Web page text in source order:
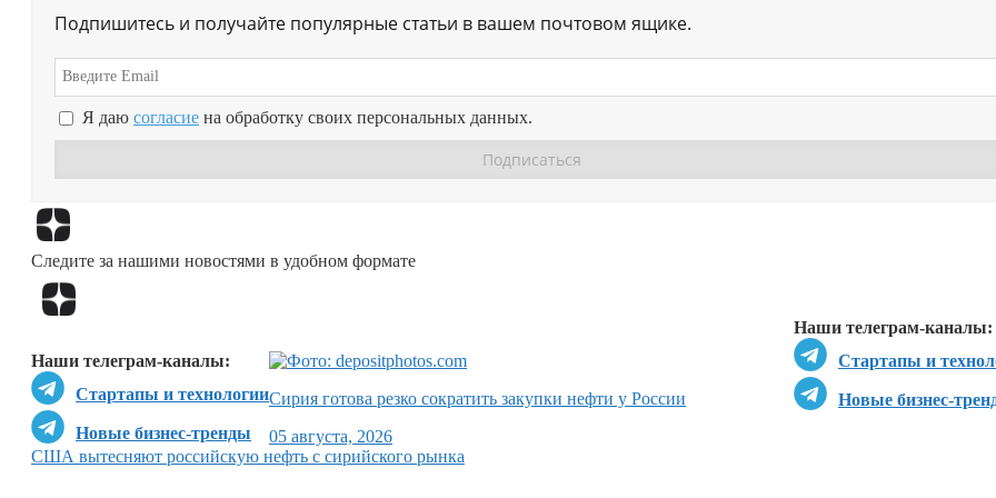
Подпишитесь и получайте популярные статьи в вашем почтовом ящике.
Я даю согласие на обработку своих персональных данных.
Следите за нашими новостями в удобном формате
Наши телеграм-каналы:
Стартапы и
Новые бизнес-
Наши телеграм-каналы:
Стартапы и технологии
Новые бизнес-тренды
Сирия готова резко сократить закупки нефти у России
05 августа, 2026
США вытесняют российскую нефть с сирийского рынка